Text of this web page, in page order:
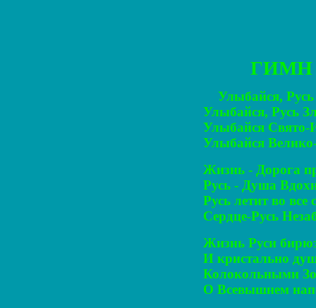
ГИМН
Улыбайся,
Улыбайся, Русь
Улыбайся Свято-
Улыбайся
Жизнь - Дорога
Русь - Душа
Русь летит во все
Сердце-Русь
Жизнь Руси
И кристально
Колокольными
О Всевышнем